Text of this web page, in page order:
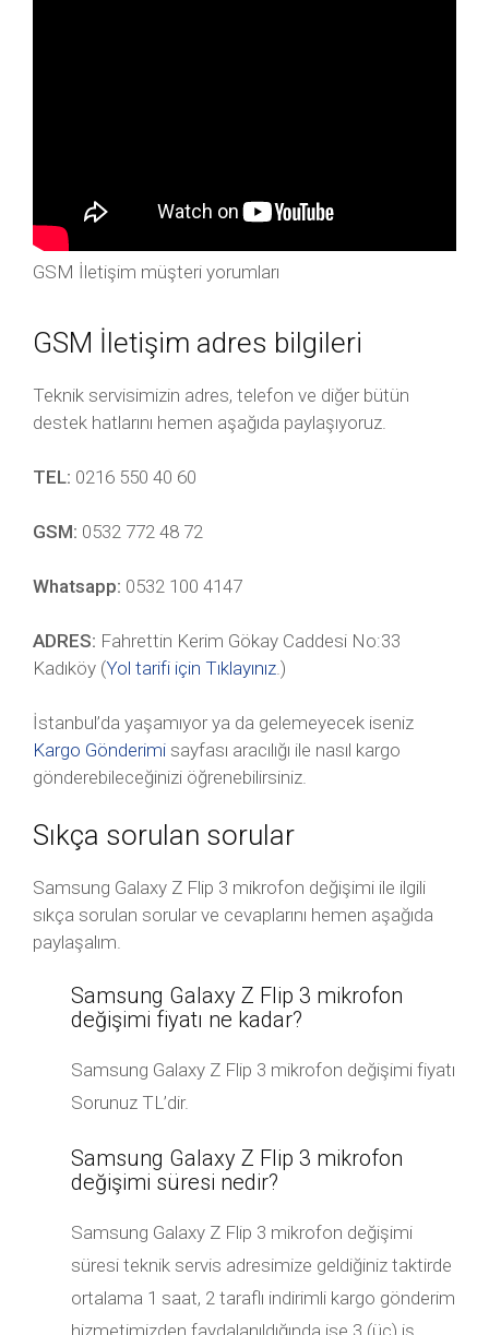
GSM İletişim müşteri yorumları
GSM İletişim adres bilgileri
Teknik servisimizin adres, telefon ve diğer bütün
destek hatlarını hemen aşağıda paylaşıyoruz.
TEL: 0216 550 40 60
GSM: 0532 772 48 72
Whatsapp: 0532 100 4147
ADRES: Fahrettin Kerim Gökay Caddesi No:33
Kadıköy (Yol tarifi için Tıklayınız.)
İstanbul’da yaşamıyor ya da gelemeyecek iseniz
Kargo Gönderimi sayfası aracılığı ile nasıl kargo
gönderebileceğinizi öğrenebilirsiniz.
Sıkça sorulan sorular
Samsung Galaxy Z Flip 3 mikrofon değişimi ile ilgili
sıkça sorulan sorular ve cevaplarını hemen aşağıda
paylaşalım.
Samsung Galaxy Z Flip 3 mikrofon
değişimi fiyatı ne kadar?
Samsung Galaxy Z Flip 3 mikrofon değişimi fiyatı
Sorunuz TL’dir.
Samsung Galaxy Z Flip 3 mikrofon
değişimi süresi nedir?
Samsung Galaxy Z Flip 3 mikrofon değişimi
süresi teknik servis adresimize geldiğiniz taktirde
ortalama 1 saat, 2 taraflı indirimli kargo gönderim
hizmetimizden faydalanıldığında ise 3 (üç) iş